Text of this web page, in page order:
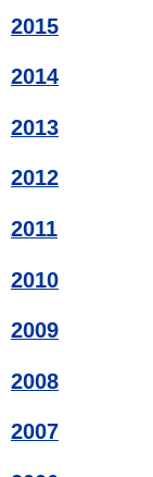
2015
2014
2013
2012
2011
2010
2009
2008
2007